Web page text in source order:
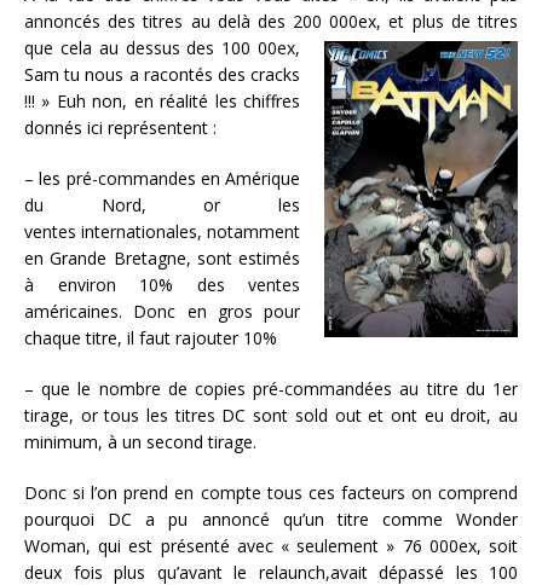
annoncés des titres au delà des 200 000ex, et plus de titres
que cela au dessus des 100 00ex,
Sam tu nous a racontés des cracks
!!! » Euh non, en réalité les chiffres
donnés ici représentent :
– les pré-commandes en Amérique
du Nord, or les
ventes internationales, notamment
en Grande Bretagne, sont estimés
à environ 10% des ventes
américaines. Donc en gros pour
chaque titre, il faut rajouter 10%
– que le nombre de copies pré-commandées au titre du 1er
tirage, or tous les titres DC sont sold out et ont eu droit, au
minimum, à un second tirage.
Donc si l’on prend en compte tous ces facteurs on comprend
pourquoi DC a pu annoncé qu’un titre comme Wonder
Woman, qui est présenté avec « seulement » 76 000ex, soit
deux fois plus qu’avant le relaunch,avait dépassé les 100